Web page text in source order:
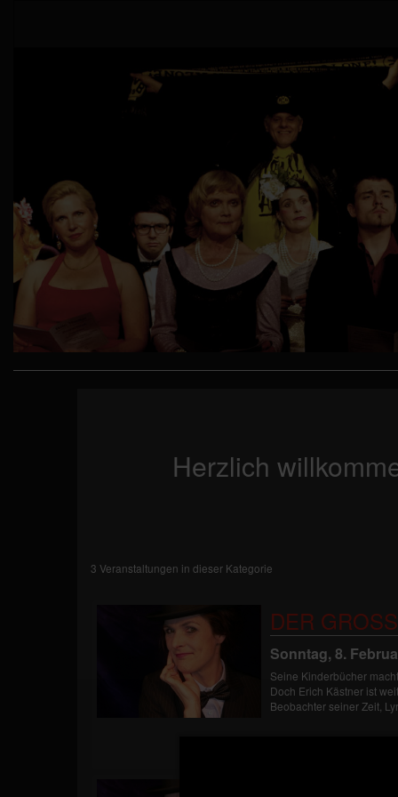
Herzlich
3 Veranstaltungen in dieser Kategorie
DER
Sonntag, 8.
Seine Kinderbücher
Doch Erich Kästner ist
Beobachter seiner Zeit,